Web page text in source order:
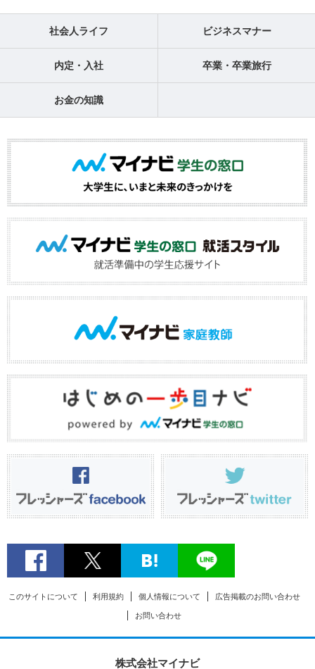
社会人ライフ ビジネスマナー
内定・入社 卒業・卒業旅行
お金の知識
このサイトについて 利用規約 個人情報について 広告掲載のお問い合わせ
お問い合わせ
株式会社マイナビ